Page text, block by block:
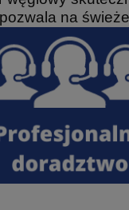
na